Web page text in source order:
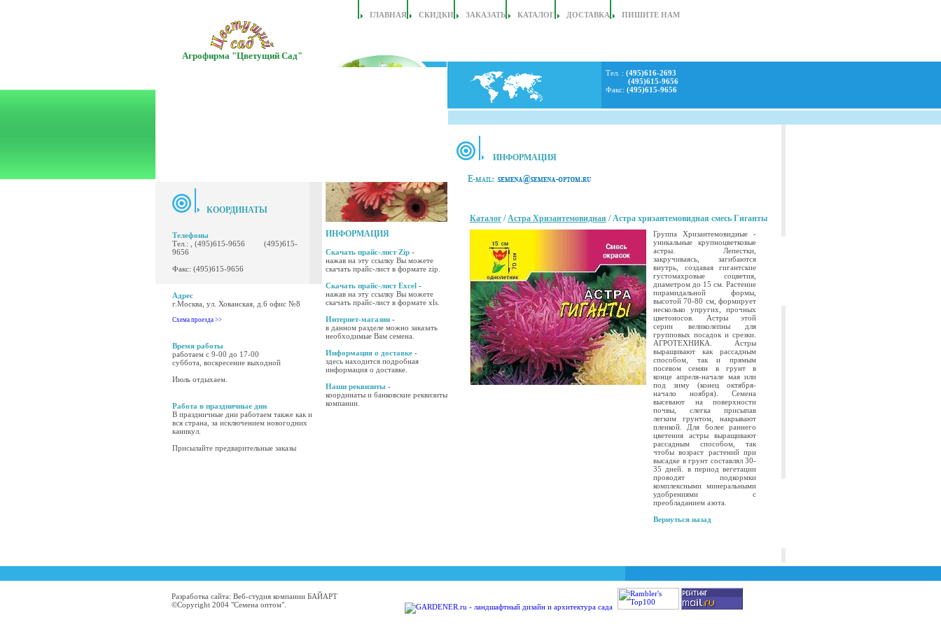
Агрофирма "Цветущий Сад"
ГЛАВНАЯ СКИДКИ ЗАКАЗАТЬ КАТАЛОГ ДОСТАВКА ПИШИТЕ НАМ
КООРДИНАТЫ
Телефоны
Тел.: , (495)615-9656 (495)615-
9656
Факс: (495)615-9656
Адрес
г.Москва, ул. Хованская, д.6 офис №8
Схема проезда >>
Время работы
работаем с 9-00 до 17-00
суббота, воскресение выходной
Июль отдыхаем.
Работа в праздничные дни
В праздничные дни работаем также как и
вся страна, за исключением новогодних
каникул.
Присылайте предварительные заказы
ИНФОРМАЦИЯ
Скачать прайс-лист Zip -
нажав на эту ссылку Вы можете
скачать прайс-лист в формате zip.
Скачать прайс-лист Excel -
нажав на эту ссылку Вы можете
скачать прайс-лист в формате xls.
Интернет-магазин -
в данном разделе можно заказать
необходимые Вам семена.
Информация о доставке -
здесь находится подробная
информация о доставке.
Наши реквизиты -
координаты и банковские реквизиты
компании.
Тел. : (495)616-2693
(495)615-9656
Факс: (495)615-9656
ИНФОРМАЦИЯ
Каталог/Астра Хризантемовидная / Астра хризантемовидная смесь Гиганты
Группа Хризантемовидные -
уникальные крупноцветковые
астры. Лепестки,
закручиваясь, загибаются
внутрь, создавая гигантские
густомахровые соцветия,
диаметром до 15 см. Растение
пирамидальной формы,
высотой 70-80 см, формирует
несколько упругих, прочных
цветоносов. Астры этой
серии великолепны для
групповых посадок и срезки.
АГРОТЕХНИКА. Астры
выращивают как рассадным
способом, так и прямым
посевом семян в грунт в
конце апреля-начале мая или
под зиму (конец октября-
начало ноября). Семена
высевают на поверхности
почвы, слегка присыпав
легким грунтом, накрывают
пленкой. Для более раннего
цветения астры выращивают
рассадным способом, так
чтобы возраст растений при
высадке в грунт составлял 30-
35 дней. в период вегетации
проводят подкормки
комплексными минеральными
удобрениями с
преобладанием азота.
Вернуться назад
Разработка сайта: Веб-студия компании БАЙАРТ
©Copyright 2004 "Семена оптом".